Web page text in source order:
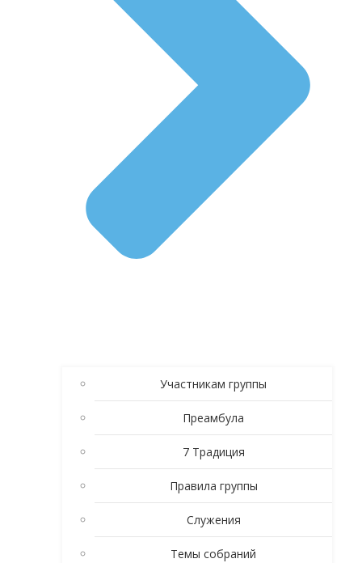
Участникам группы
Преамбула
7 Традиция
Правила группы
Служения
Темы собраний